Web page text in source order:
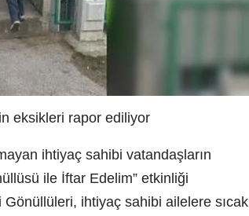
eksikleri rapor ediliyor
ihtiyaç sahibi vatandaşların
ile İftar Edelim” etkinliği
ihtiyaç sahibi ailelere sıcak